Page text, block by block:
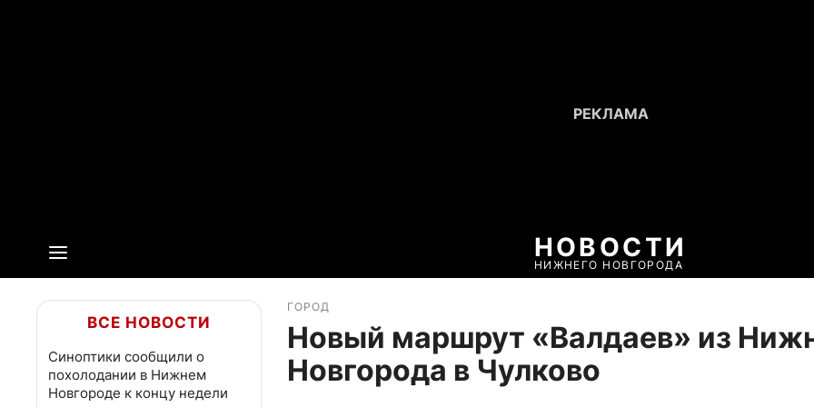
НОВОСТИ
НИЖНЕГО НОВГОРОДА
ВСЕ НОВОСТИ
Синоптики сообщили о
похолодании в Нижнем
Новгороде к концу недели
ГОРОД
Новый маршрут «Валдаев» из
Новгорода в Чулково